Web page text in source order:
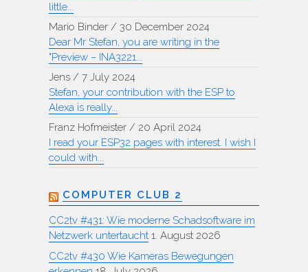
little...
Mario Binder / 30 December 2024
Dear Mr Stefan, you are writing in the
"Preview – INA3221...
Jens / 7 July 2024
Stefan, your contribution with the ESP to
Alexa is really...
Franz Hofmeister / 20 April 2024
I read your ESP32 pages with interest. I wish I
could with...
COMPUTER CLUB 2
CC2tv #431: Wie moderne Schadsoftware im
Netzwerk untertaucht 1. August 2026
CC2tv #430 Wie Kameras Bewegungen